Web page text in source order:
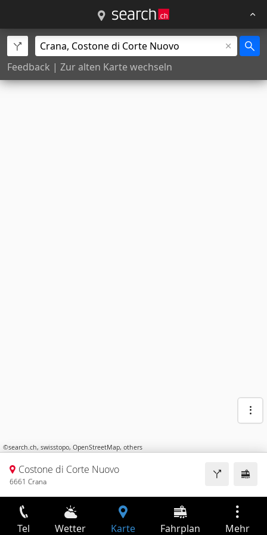
Feedback | Zur alten Karte wechseln
©search.ch, swisstopo, OpenStreetMap, others
Costone di Corte Nuovo
6661 Crana
Tel Wetter Karte Fahrplan Mehr